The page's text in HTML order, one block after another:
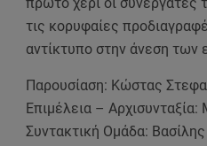
πρώτο χέρι οι συνεργάτες
τις κορυφαίες
αντίκτυπο στην άνεση των
Παρουσίαση: Κώστας
Επιμέλεια –
Συντακτική Ομάδα: